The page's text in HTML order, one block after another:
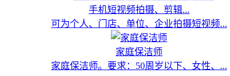
手机短视频拍摄、剪辑...
可为个人、门店、单位、企业拍摄短视频...
家庭保洁师
家庭保洁师。要求：50周岁以下、女性、...